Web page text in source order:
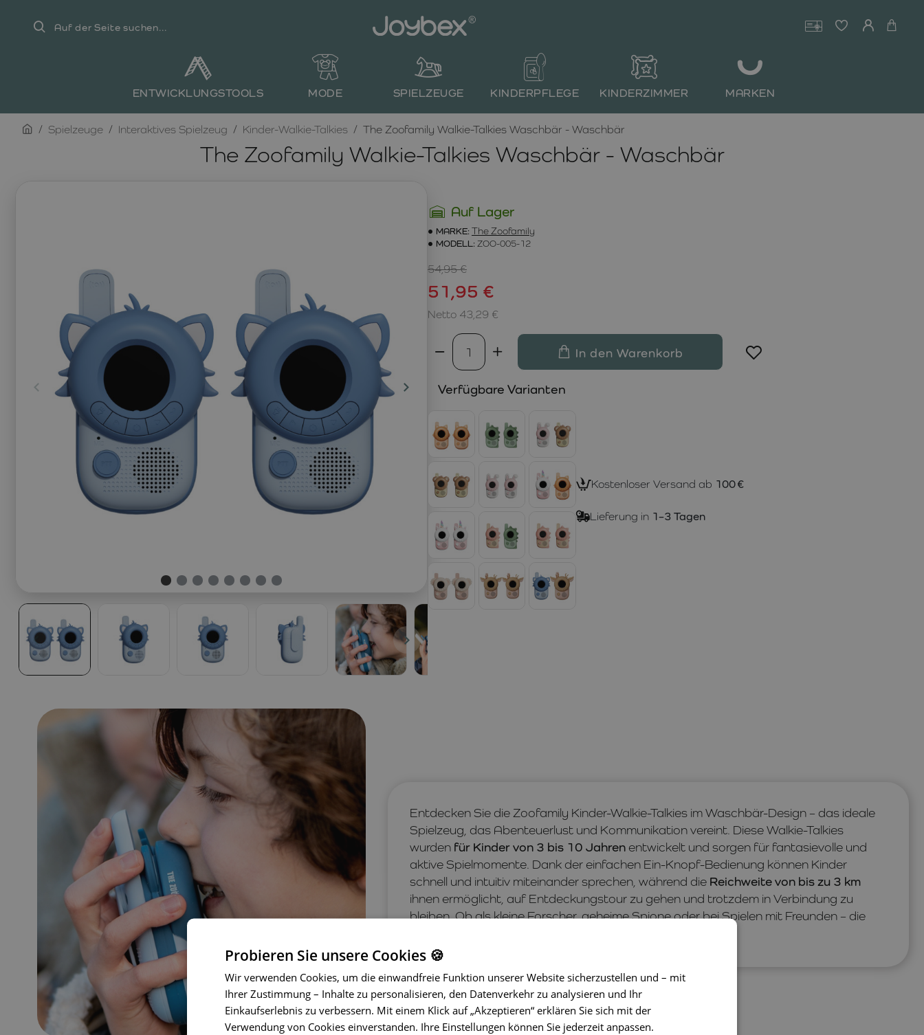
Auf
ENTWICKLUNGSTOOLS MODE SPIELZEUGE KINDERPFLEGE KINDERZIMMER MARKEN
The Zoofamily Walkie-Talkies Waschbär - Waschbär
homeSpielzeuge Interaktives Spielzeug Kinder-Walkie-Talkies The Zoofamily Walkie-Talkies Waschbär - Waschbär
Auf Lager
MARKE: The Zoofamily
MODELL: ZOO-005-12
51,95 €
54,95 €
Netto 43,29 €
In den Warenkorb
Verfügbare Varianten
Kostenloser Versand ab 100 €
Lieferung in 1–3 Tagen
Entdecken Sie die Zoofamily Kinder-Walkie-Talkies im Waschbär-Design – das ideale
Spielzeug, das Abenteuerlust und Kommunikation vereint. Diese Walkie-Talkies
wurden für Kinder von 3 bis 10 Jahrenentwickelt und sorgen für fantasievolle und
aktive Spielmomente. Dank der einfachen Ein-Knopf-Bedienung können Kinder
schnell und intuitiv miteinander sprechen, während die Reichweite von bis zu 3 km
ihnen ermöglicht, auf Entdeckungstour zu gehen und trotzdem in Verbindung zu
bleiben. Ob als kleine Forscher, geheime Spione oder bei Spielen mit Freunden – die
Probieren Sie unsere Cookies 🍪
Wir verwenden Cookies, um die einwandfreie Funktion unserer Website sicherzustellen und – mit
Ihrer Zustimmung – Inhalte zu personalisieren, den Datenverkehr zu analysieren und Ihr
Einkaufserlebnis zu verbessern. Mit einem Klick auf „Akzeptieren“ erklären Sie sich mit der
Verwendung von Cookies einverstanden. Ihre Einstellungen können Sie jederzeit anpassen.